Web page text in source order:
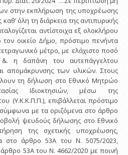
στην εκπλήρωση της υποχρέωσης
όλη τη διάρκεια της αντιπυρικής
αντίστοιχα εξ ολοκλήρου
οικείο Δήμο, πρόστιμο πενήντα
μέτρο, με ελάχιστο ποσό
η δαπάνη του αυτεπάγγελτου
απομάκρυνσης των υλικών. Στους
τη δήλωση στο Εθνικό Μητρώο
Ιδιοκτησιών, μέσω της
(Υ.Κ.Κ.Π.Π.), επιβάλλεται πρόστιμο
με τα οριζόμενα στο άρθρο
ψευδούς δήλωσης στο Εθνικό
της σχετικής υποχρέωσης,
στο άρθρο 53Α του Ν. 5075/2023,
53Α του Ν. 4662/2020 με ποινή